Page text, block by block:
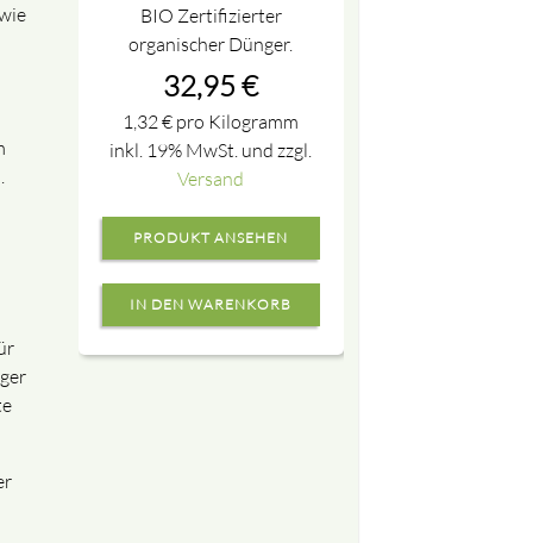
BIO Zertifizierter
organischer Dünger.
32,95€
1,32€ pro Kilogramm
inkl. 19% MwSt. und zzgl.
Versand
PRODUKT ANSEHEN